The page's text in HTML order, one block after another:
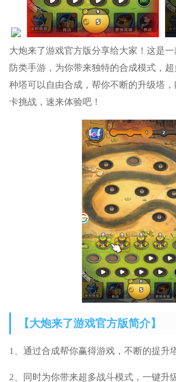
大炮来了游戏官方版分享给大家！这是
防类手游，为你带来独特的合成模式，
种塔可以自由合成，帮你不断的升级塔
卡挑战，速来体验吧！
【大炮来了游戏官方版简介】
1、通过合成帮你赢得游戏，不断的提升
2、同时为你带来超多战斗模式，一键升